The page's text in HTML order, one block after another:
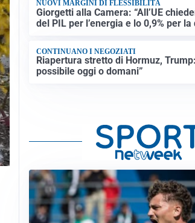
NUOVI MARGINI DI FLESSIBILITÀ
Giorgetti alla Camera: “All’UE
del PIL per l’energia e lo 0,9% per la
CONTINUANO I NEGOZIATI
Riapertura stretto di Hormuz,
possibile oggi o domani”